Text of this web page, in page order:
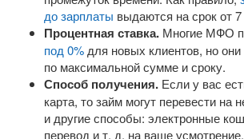
до зарплаты выдаются на срок от
Процентная ставка. Многие МФО
под 0% для новых клиентов, но
по максимальной сумме и сроку.
Способ получения. Если у вас
карта, то займ могут перевести на
и другие способы: электронные
перевод и т. д. на ваше усмотрение.